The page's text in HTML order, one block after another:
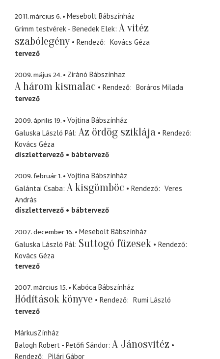
2011. március 6.
Mesebolt Bábszínház
Grimm testvérek - Benedek Elek A vitéz
szabólegény
Rendező
Kovács Géza
tervező
2009. május 24. Ziránó Bábszínhaz
A három kismalac Rendező
Boráros Milada
tervező
2009. április 19.
Vojtina Bábszínház
Galuska László Pál Az ördög sziklája
Rendező
Kovács Géza
díszlettervező
bábtervező
2009. február 1.
Vojtina Bábszínház
Galántai Csaba A kisgömböc Rendező
Veres
András
díszlettervező
bábtervező
2007. december 16.
Mesebolt Bábszínház
Galuska László Pál Suttogó füzesek
Rendező
Kovács Géza
tervező
2007. március 15. Kabóca Bábszínház
Hódítások könyve Rendező
Rumi László
tervező
MárkusZínház
Balogh Robert - Petőfi Sándor A Jánosvitéz
Rendező Pilári Gábor